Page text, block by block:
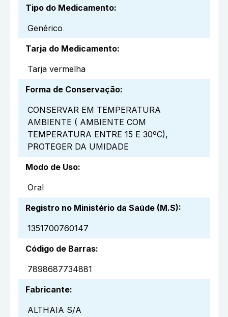
Tipo do Medicamento:
Genérico
Tarja do Medicamento:
Tarja vermelha
Forma de Conservação:
CONSERVAR EM TEMPERATURA
AMBIENTE ( AMBIENTE COM
TEMPERATURA ENTRE 15 E 30ºC),
PROTEGER DA UMIDADE
Modo de Uso:
Oral
Registro no Ministério da Saúde (M.S):
1351700760147
Código de Barras:
7898687734881
Fabricante:
ALTHAIA S/A